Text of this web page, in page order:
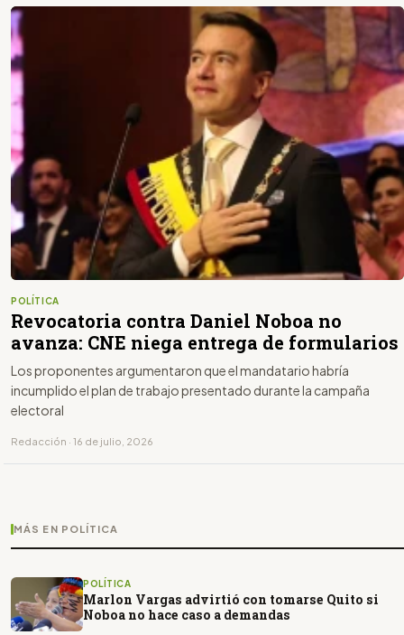
POLÍTICA
Revocatoria contra Daniel Noboa no
avanza: CNE niega entrega de formularios
Los proponentes argumentaron que el mandatario habría
incumplido el plan de trabajo presentado durante la campaña
electoral
Redacción · 16 de julio, 2026
MÁS EN POLÍTICA
POLÍTICA
Marlon Vargas advirtió con tomarse Quito si
Noboa no hace caso a demandas